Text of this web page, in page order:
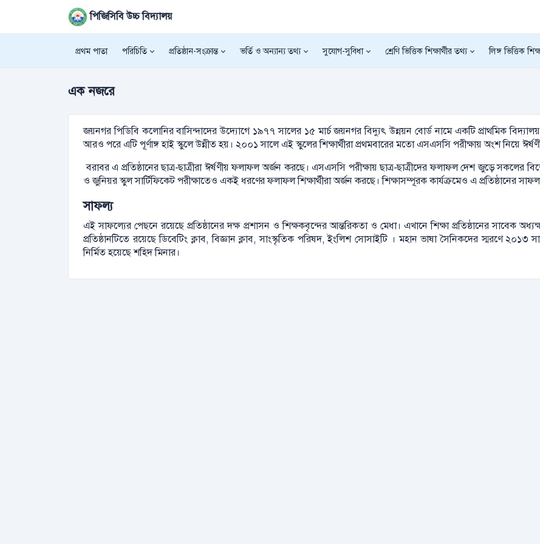
পিজিসিবি উচ্চ বিদ্যালয়
প্রথম পাতা পরিচিতি প্রতিষ্ঠান-সংক্রান্ত ভর্তি ও অন্যান্য তথ্য সুযোগ-সুবিধা শ্রেণি ভিত্তিক শিক্ষার্থীর তথ্য লিঙ্গ ভিত্তিক
এক নজরে
জয়নগর পিডিবি কলোনির বাসিন্দাদের উদ্যোগে ১৯৭৭ সালের ১৫ মার্চ জয়নগর বিদ্যুৎ উন্নয়ন বোর্ড নামে একটি প্রাথমিক
আরও পরে এটি পূর্ণাঙ্গ হাই স্কুলে উন্নীত হয়। ২০০১ সালে এই স্কুলের শিক্ষার্থীরা প্রথমবারের মতো এসএসসি পরীক্ষায় অংশ নিয়ে
বরাবর এ প্রতিষ্ঠানের ছাত্র-ছাত্রীরা ঈর্ষণীয় ফলাফল অর্জন করছে। এসএসসি পরীক্ষায় ছাত্র-ছাত্রীদের ফলাফল দেশ জুড়ে সকলের
ও জুনিয়র স্কুল সার্টিফিকেট পরীক্ষাতেও একই ধরণের ফলাফল শিক্ষার্থীরা অর্জন করছে। শিক্ষাসম্পূরক কার্যক্রমেও এ প্রতিষ্ঠানের
সাফল্য
এই সাফল্যের পেছনে রয়েছে প্রতিষ্ঠানের দক্ষ প্রশাসন ও শিক্ষকবৃন্দের আন্তরিকতা ও মেধা। এখানে শিক্ষা প্রতিষ্ঠানের সাবেক
প্রতিষ্ঠানটিতে রয়েছে ডিবেটিং ক্লাব, বিজ্ঞান ক্লাব, সাংস্কৃতিক পরিষদ, ইংলিশ সোসাইটি । মহান ভাষা সৈনিকদের স্মরণে ২০১৩
নির্মিত হয়েছে শহিদ মিনার।